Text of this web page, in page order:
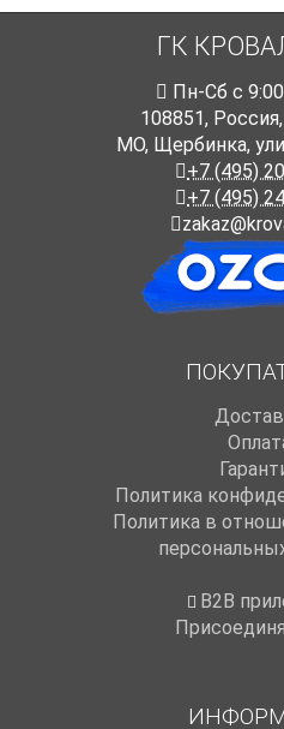
ГК
Пн-Cб с
108851, Россия,
МО, Щербинка,
+7 (495)
+7 (495)
Политика
Политика в
B2B